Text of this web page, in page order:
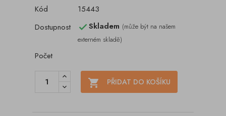
Kód
15443
Dostupnost
Skladem (může být na našem
externém skladě)
Počet
 PŘIDAT DO KOŠÍKU